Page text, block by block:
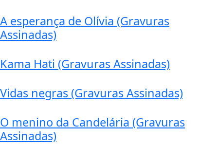
A esperança de Olívia (Gravuras
Assinadas)
Kama Hati (Gravuras Assinadas)
Vidas negras (Gravuras Assinadas)
O menino da Candelária (Gravuras
Assinadas)